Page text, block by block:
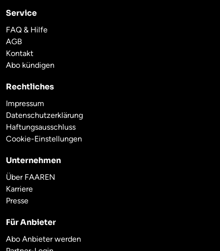
Service
FAQ & Hilfe
AGB
Kontakt
Abo kündigen
Rechtliches
Impressum
Datenschutzerklärung
Haftungsausschluss
Cookie-Einstellungen
Unternehmen
Über FAAREN
Karriere
Presse
Für Anbieter
Abo Anbieter werden